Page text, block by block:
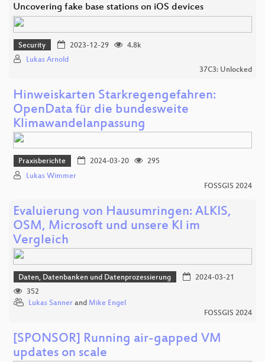
Uncovering fake base stations on iOS devices
Security 2023-12-29
4.8k
Lukas Arnold
37C3: Unlocked
Hinweiskarten Starkregengefahren:
OpenData für die bundesweite
Klimawandelanpassung
Praxisberichte 2024-03-20
295
Lukas Wimmer
FOSSGIS 2024
Evaluierung von Hausumringen: ALKIS,
OSM, Microsoft und unsere KI im
Vergleich
Daten, Datenbanken und Datenprozessierung
2024-03-21
352
Lukas Sanner and Mike Engel
FOSSGIS 2024
[SPONSOR] Running air-gapped VM
updates on scale